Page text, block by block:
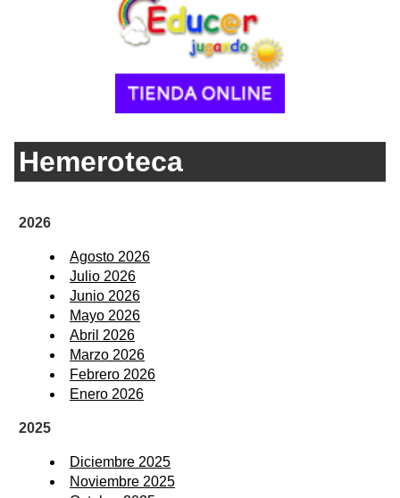
Hemeroteca
2026
Agosto 2026
Julio 2026
Junio 2026
Mayo 2026
Abril 2026
Marzo 2026
Febrero 2026
Enero 2026
2025
Diciembre 2025
Noviembre 2025